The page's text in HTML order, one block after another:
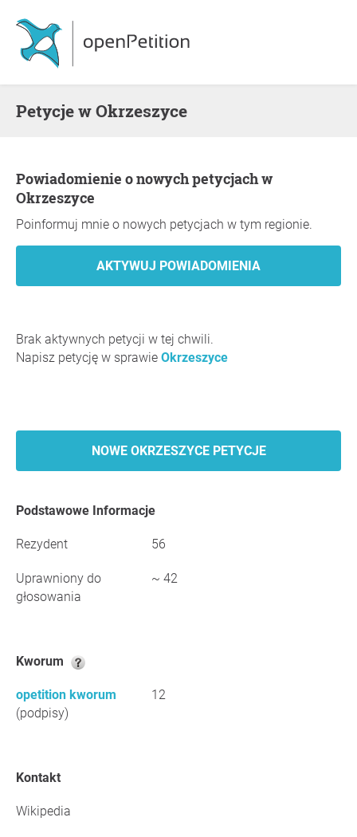
Petycje w Okrzeszyce
Powiadomienie o nowych petycjach w
Okrzeszyce
Poinformuj mnie o nowych petycjach w tym regionie.
Brak aktywnych petycji w tej chwili.
Napisz petycję w sprawie Okrzeszyce
NOWE OKRZESZYCE PETYCJE
Podstawowe Informacje
Rezydent 56
Uprawniony do
głosowania
~ 42
Kworum
opetition kworum
(podpisy)
12
Kontakt
Wikipedia